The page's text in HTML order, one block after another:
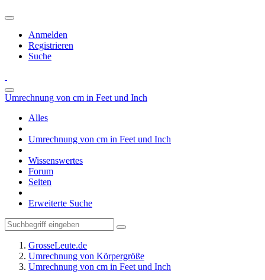
Anmelden
Registrieren
Suche
Umrechnung von cm in Feet und Inch
Alles
Umrechnung von cm in Feet und Inch
Wissenswertes
Forum
Seiten
Erweiterte Suche
GrosseLeute.de
Umrechnung von Körpergröße
Umrechnung von cm in Feet und Inch